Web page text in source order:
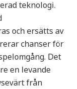
teknologi.
och ersätts av
chanser för
Det
en levande
från